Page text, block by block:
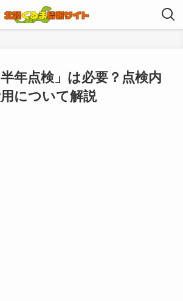
年点検」は必要？点検内
について解説